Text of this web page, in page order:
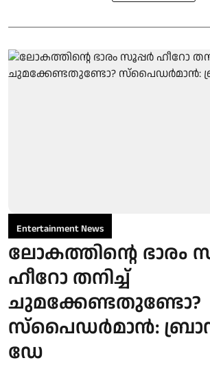
Entertainment News
ലോകത്തിന്റെ ഭാരം
ഹീറോ തനിച്ച്
ചുമക്കേണ്ടതുണ്ടോ?
സ്പൈഡർമാൻ:
ഡേ